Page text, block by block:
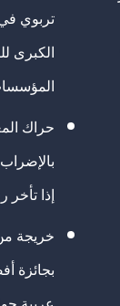
تربوي في
الكبرى
حراك
إذا
خريجة من
بجائزة